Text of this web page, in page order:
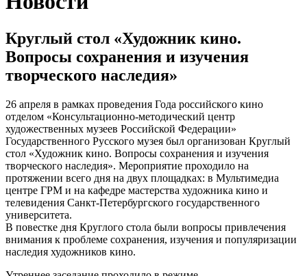
Круглый стол «Художник кино.
Вопросы сохранения и изучения
творческого наследия»
26 апреля в рамках проведения Года российского кино
отделом «Консультационно-методический центр
художественных музеев Российской Федерации»
Государственного Русского музея был организован Круглый
стол «Художник кино. Вопросы сохранения и изучения
творческого наследия». Мероприятие проходило на
протяжении всего дня на двух площадках: в Мультимедиа
центре ГРМ и на кафедре мастерства художника кино и
телевидения Санкт-Петербургского государственного
университета.
В повестке дня Круглого стола были вопросы привлечения
внимания к проблеме сохранения, изучения и популяризации
наследия художников кино.